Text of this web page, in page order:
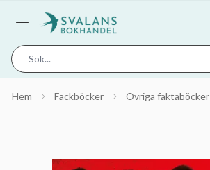
Hem Fackböcker Övriga faktaböcker